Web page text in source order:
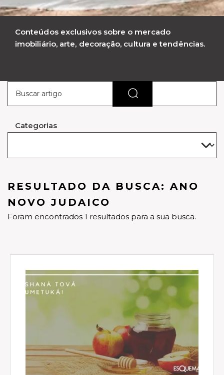
Conteúdos exclusivos sobre o mercado
imobiliário, arte, decoração, cultura e tendências.
Categorias
RESULTADO DA BUSCA: ANO
NOVO JUDAICO
Foram encontrados 1 resultados para a sua busca.